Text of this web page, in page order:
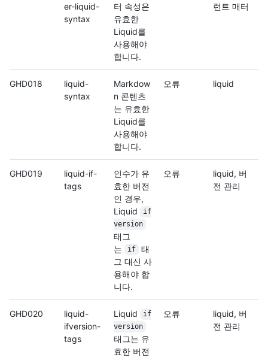
er-liquid-
syntax
터 속성은
유효한
Liquid를
사용해야
합니다.
런트 매터
GHD018
liquid-
syntax
Markdow
n 콘텐츠
는 유효한
Liquid를
사용해야
합니다.
오류 liquid
GHD019
liquid-if-
tags
인수가 유
효한 버전
인 경우,
Liquid
if
version
태그
는
if
태
그 대신 사
용해야 합
니다.
오류
liquid, 버
전 관리
GHD020
liquid-
ifversion-
tags
Liquid
if
version
태그는 유
효한 버전
오류
liquid, 버
전 관리